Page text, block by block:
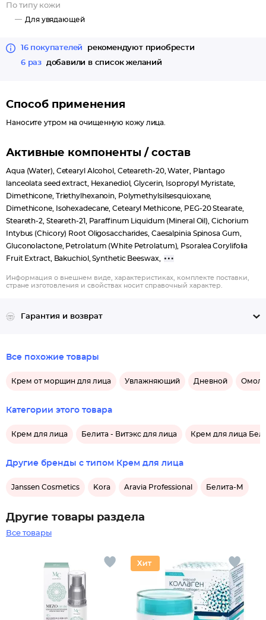
увеличивает синтез коллагена.
Омолаживающий пептид активизирует способности клеток
коллагена, эластина, гликозаминогликанов, влияющих на
молодость и здоровье кожи.
По типу кожи
Для увядающей
16 покупателей
рекомендуют приобрести
6 раз
добавили в список желаний
Способ применения
Наносите утром на очищенную кожу лица.
Активные компоненты / состав
Aqua (Water), Cetearyl Alcohol, Ceteareth-20, Water, Plantago
lanceolata seed extract, Hexanediol, Glycerin, Isopropyl Myristate,
Dimethicone, Triethylhexanoin, Polymethylsilsesquioxane,
Dimethicone, Isohexadecane, Cetearyl Methicone, PEG-20 Stearate,
Steareth-2, Steareth-21, Paraffinum Liquidum (Mineral Oil), Cichorium
Intybus (Chicory) Root Oligosaccharides, Caesalpinia Spinosa Gum,
Gluconolactone, Petrolatum (White Petrolatum), Psoralea Corylifolia
Fruit Extract, Bakuchiol, Synthetic Beeswax,
Информация о внешнем виде, характеристиках, комплекте поставки,
стране изготовления и свойствах носит справочный характер.
Гарантия и возврат
Все похожие товары
Крем от морщин для лица Увлажняющий Дневной
Категории этого товара
Крем для лица Белита - Витэкс для лица Крем для лица
Другие бренды с типом Крем для лица
Janssen Cosmetics Kora Aravia Professional Белита-М
Другие товары раздела
Все товары